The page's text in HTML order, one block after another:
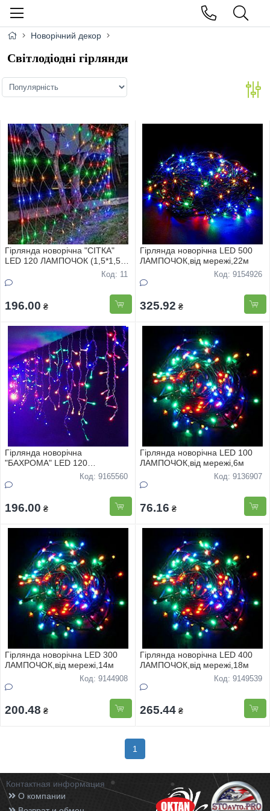
Новорічний декор
Світлодіодні гірлянди
Гірлянда новорічна "СІТКА"
LED 120 ЛАМПОЧОК (1,5*1,5м)
Код: 11
196.00 ₴
Гірлянда новорічна LED 500
ЛАМПОЧОК,вiд мережi,22м
Код: 9154926
325.92 ₴
Гірлянда новорічна
"БАХРОМА" LED 120
ЛАМПОЧОК (3,*0,5м) ),вiд
мережi
Код: 9165560
196.00 ₴
Гірлянда новорічна LED 100
ЛАМПОЧОК,вiд мережi,6м
Код: 9136907
76.16 ₴
Гірлянда новорічна LED 300
ЛАМПОЧОК,вiд мережi,14м
Код: 9144908
200.48 ₴
Гірлянда новорічна LED 400
ЛАМПОЧОК,вiд мережi,18м
Код: 9149539
265.44 ₴
1
Контактная информация
О компании